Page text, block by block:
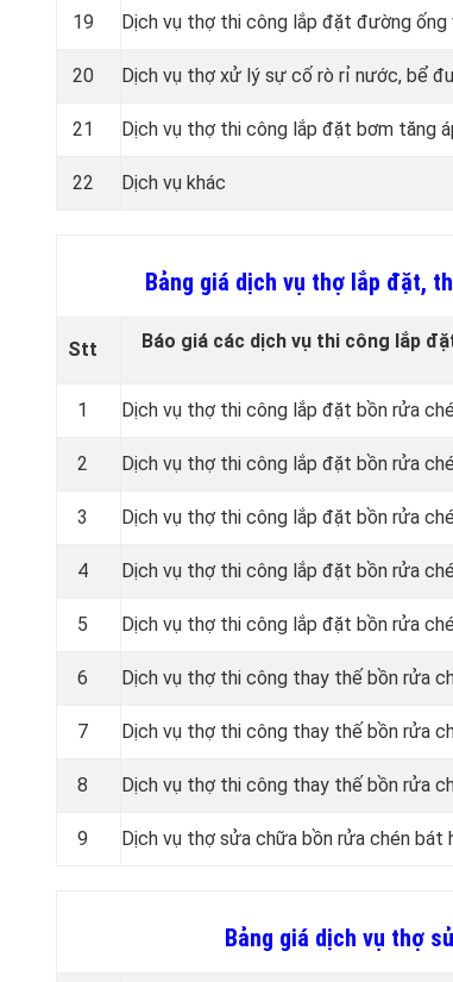
19 Dịch vụ thợ thi công lắp đặt đường ống
20 Dịch vụ thợ xử lý sự cố rò rỉ nước, bể
21 Dịch vụ thợ thi công lắp đặt bơm tăng
22 Dịch vụ khác
Bảng giá dịch vụ thợ lắp đặt,
Stt Báo giá các dịch vụ thi công lắp
1 Dịch vụ thợ thi công lắp đặt bồn rửa
2 Dịch vụ thợ thi công lắp đặt bồn rửa
3 Dịch vụ thợ thi công lắp đặt bồn rửa
4 Dịch vụ thợ thi công lắp đặt bồn rửa
5 Dịch vụ thợ thi công lắp đặt bồn rửa
6 Dịch vụ thợ thi công thay thế bồn rửa
7 Dịch vụ thợ thi công thay thế bồn rửa
8 Dịch vụ thợ thi công thay thế bồn rửa
9 Dịch vụ thợ sửa chữa bồn rửa chén bát
Bảng giá dịch vụ thợ